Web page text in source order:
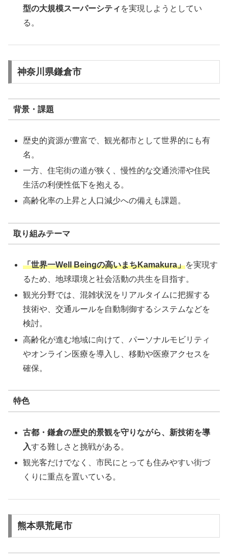
型の大規模スーパーシティ を実現しようとしてい
る。
神奈川県鎌倉市
背景・課題
歴史的資源が豊富で、観光都市として世界的にも有
名。
一方、住宅街の道が狭く、慢性的な交通渋滞や住民
生活の利便性低下を抱える。
高齢化率の上昇と人口減少への備えも課題。
取り組みテーマ
「世界一Well Beingの高いまちKamakura」を実現す
るため、地球環境と社会活動の共生を目指す。
観光分野では、混雑状況をリアルタイムに把握する
技術や、交通ルールを自動制御するシステムなどを
検討。
高齢化が進む地域に向けて、パーソナルモビリティ
やオンライン医療を導入し、移動や医療アクセスを
確保。
特色
古都・鎌倉の歴史的景観を守りながら、新技術を導
入する難しさと挑戦がある。
観光客だけでなく、市民にとっても住みやすい街づ
くりに重点を置いている。
熊本県荒尾市